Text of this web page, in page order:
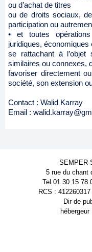
ou d’achat de titres
ou de droits sociaux,
participation ou
• et toutes
juridiques,
se rattachant à
similaires ou connexes,
favoriser directement
société, son extension
Contact : Walid Karray
Email :
SEMPER
5 rue du chant
Tel 01 30 15 78
RCS :
Dir de